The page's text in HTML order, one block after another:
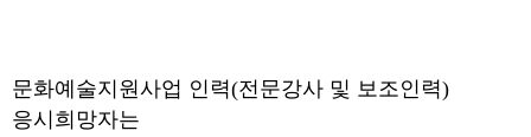
문화예술지원사업 인력(전문강사 및 보조인력)
응시희망자는